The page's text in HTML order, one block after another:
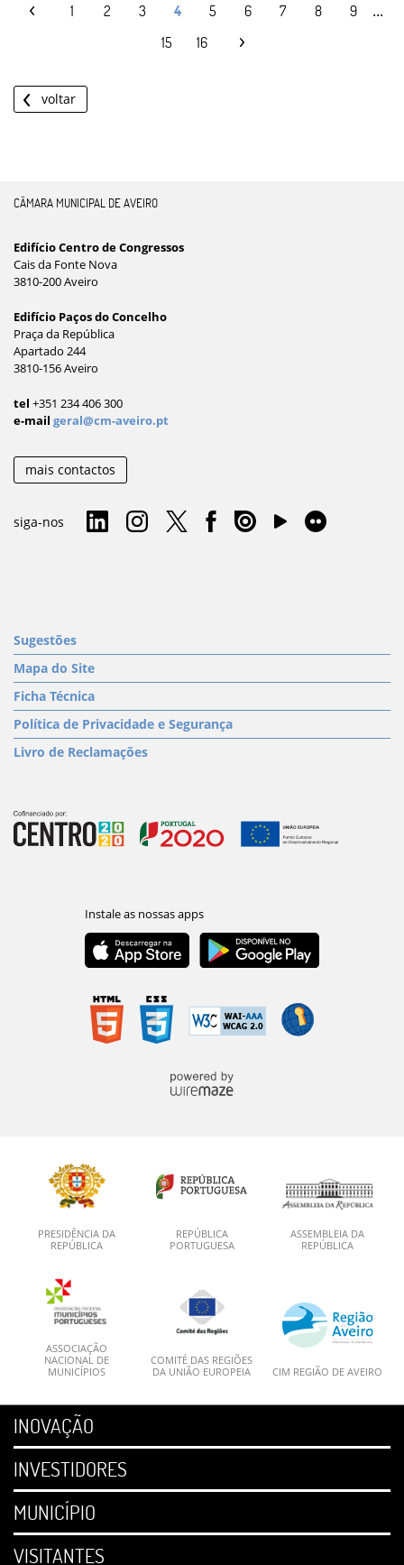
1 2 3 4 5 6 7 8 9 ...
15 16
voltar
CÂMARA MUNICIPAL DE AVEIRO
Edifício Centro de Congressos
Cais da Fonte Nova
3810-200 Aveiro
Edifício Paços do Concelho
Praça da República
Apartado 244
3810-156 Aveiro
tel +351 234 406 300
e-mail geral@cm-aveiro.pt
mais contactos
siga-nos
Sugestões
Mapa do Site
Ficha Técnica
Política de Privacidade e Segurança
Livro de Reclamações
PRESIDÊNCIA DA
REPÚBLICA
REPÚBLICA
PORTUGUESA
ASSEMBLEIA DA
REPÚBLICA
ASSOCIAÇÃO
NACIONAL DE
MUNICÍPIOS
COMITÉ DAS REGIÕES
DA UNIÃO EUROPEIA
CIM REGIÃO DE AVEIRO
INOVAÇÃO
INVESTIDORES
MUNICÍPIO
VISITANTES